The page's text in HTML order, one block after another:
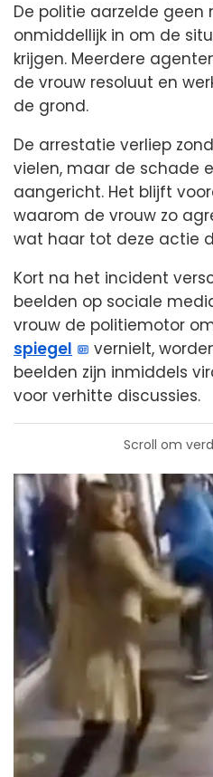
De politie aarzelde
onmiddellijk in om de
krijgen. Meerdere
de vrouw resoluut en
de grond.
De arrestatie verliep
vielen, maar de schade
aangericht. Het blijft
waarom de vrouw zo
wat haar tot deze actie
Kort na het incident
beelden op sociale
vrouw de politiemotor
spiegel
vernielt,
beelden zijn inmiddels
voor verhitte discussies.
Scroll om